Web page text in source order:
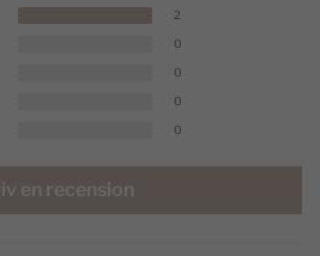
2
0
0
0
0
en recension